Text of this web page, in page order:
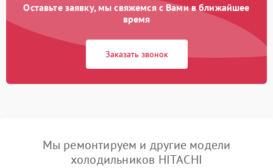
Оставьте заявку, мы свяжемся с Вами в ближайшее
время
Заказать звонок
Мы ремонтируем и другие модели
холодильников HITACHI